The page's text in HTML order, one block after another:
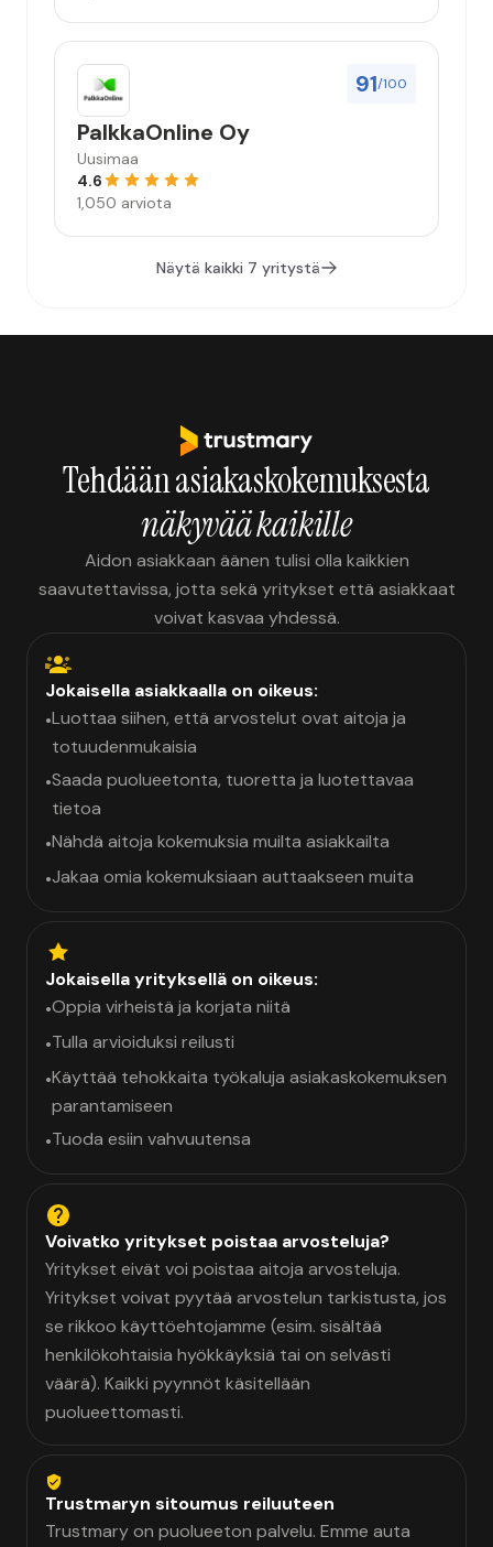
91/100
PalkkaOnline Oy
Uusimaa
4.6
1,050 arviota
Näytä kaikki 7 yritystä
Tehdään asiakaskokemuksesta
näkyvää kaikille
Aidon asiakkaan äänen tulisi olla kaikkien
saavutettavissa, jotta sekä yritykset että asiakkaat
voivat kasvaa yhdessä.
Jokaisella asiakkaalla on oikeus:
•Luottaa siihen, että arvostelut ovat aitoja ja
totuudenmukaisia
•Saada puolueetonta, tuoretta ja luotettavaa
tietoa
•Nähdä aitoja kokemuksia muilta asiakkailta
•Jakaa omia kokemuksiaan auttaakseen muita
Jokaisella yrityksellä on oikeus:
•Oppia virheistä ja korjata niitä
•Tulla arvioiduksi reilusti
•Käyttää tehokkaita työkaluja asiakaskokemuksen
parantamiseen
•Tuoda esiin vahvuutensa
Voivatko yritykset poistaa arvosteluja?
Yritykset eivät voi poistaa aitoja arvosteluja.
Yritykset voivat pyytää arvostelun tarkistusta, jos
se rikkoo käyttöehtojamme (esim. sisältää
henkilökohtaisia hyökkäyksiä tai on selvästi
väärä). Kaikki pyynnöt käsitellään
puolueettomasti.
Trustmaryn sitoumus reiluuteen
Trustmary on puolueeton palvelu. Emme auta